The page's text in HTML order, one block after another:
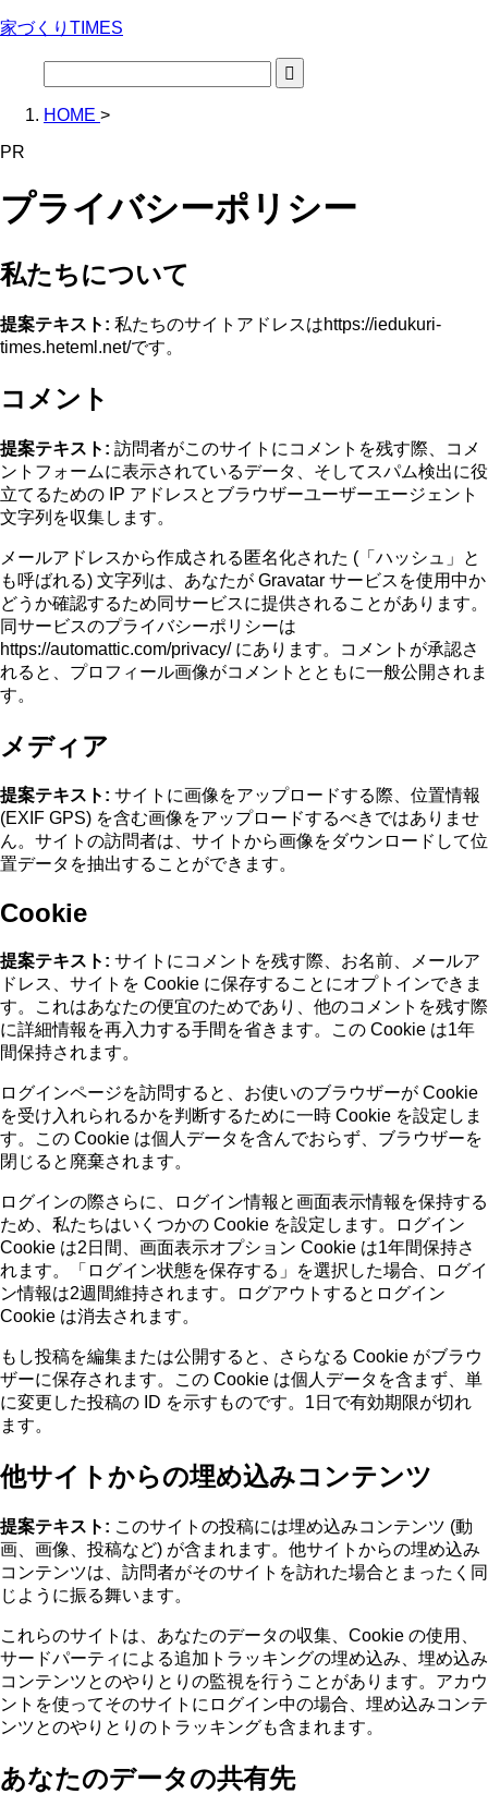
家づくりTIMES
HOME >
PR
プライバシーポリシー
私たちについて
提案テキスト: 私たちのサイトアドレスはhttps://iedukuri-
times.heteml.net/です。
コメント
提案テキスト: 訪問者がこのサイトにコメントを残す際、コメ
ントフォームに表示されているデータ、そしてスパム検出に役
立てるための IP アドレスとブラウザーユーザーエージェント
文字列を収集します。
メールアドレスから作成される匿名化された (「ハッシュ」と
も呼ばれる) 文字列は、あなたが Gravatar サービスを使用中か
どうか確認するため同サービスに提供されることがあります。
同サービスのプライバシーポリシーは
https://automattic.com/privacy/ にあります。コメントが承認さ
れると、プロフィール画像がコメントとともに一般公開されま
す。
メディア
提案テキスト: サイトに画像をアップロードする際、位置情報
(EXIF GPS) を含む画像をアップロードするべきではありませ
ん。サイトの訪問者は、サイトから画像をダウンロードして位
置データを抽出することができます。
Cookie
提案テキスト: サイトにコメントを残す際、お名前、メールア
ドレス、サイトを Cookie に保存することにオプトインできま
す。これはあなたの便宜のためであり、他のコメントを残す際
に詳細情報を再入力する手間を省きます。この Cookie は1年
間保持されます。
ログインページを訪問すると、お使いのブラウザーが Cookie
を受け入れられるかを判断するために一時 Cookie を設定しま
す。この Cookie は個人データを含んでおらず、ブラウザーを
閉じると廃棄されます。
ログインの際さらに、ログイン情報と画面表示情報を保持する
ため、私たちはいくつかの Cookie を設定します。ログイン
Cookie は2日間、画面表示オプション Cookie は1年間保持さ
れます。「ログイン状態を保存する」を選択した場合、ログイ
ン情報は2週間維持されます。ログアウトするとログイン
Cookie は消去されます。
もし投稿を編集または公開すると、さらなる Cookie がブラウ
ザーに保存されます。この Cookie は個人データを含まず、単
に変更した投稿の ID を示すものです。1日で有効期限が切れ
ます。
他サイトからの埋め込みコンテンツ
提案テキスト: このサイトの投稿には埋め込みコンテンツ (動
画、画像、投稿など) が含まれます。他サイトからの埋め込み
コンテンツは、訪問者がそのサイトを訪れた場合とまったく同
じように振る舞います。
これらのサイトは、あなたのデータの収集、Cookie の使用、
サードパーティによる追加トラッキングの埋め込み、埋め込み
コンテンツとのやりとりの監視を行うことがあります。アカウ
ントを使ってそのサイトにログイン中の場合、埋め込みコンテ
ンツとのやりとりのトラッキングも含まれます。
あなたのデータの共有先